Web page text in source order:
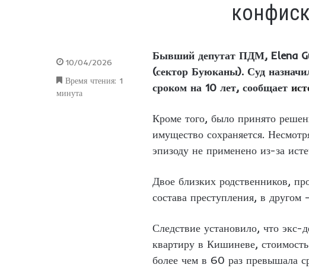
Бывший депутат ПДМ, Elena
(сектор Буюканы). Суд
сроком на 10 лет, сообщает
Кроме того, было принято
имущество сохраняется.
эпизоду не применено из-за
Двое близких родственников,
состава преступления, в
Следствие установило, что экс-
квартиру в Кишиневе,
более чем в 60 раз превышала
10/04/2026
Время чтения: 1
минута